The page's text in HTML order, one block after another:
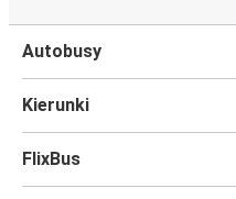
Autobusy
Kierunki
FlixBus